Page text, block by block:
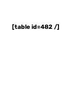
[table id=482 /]